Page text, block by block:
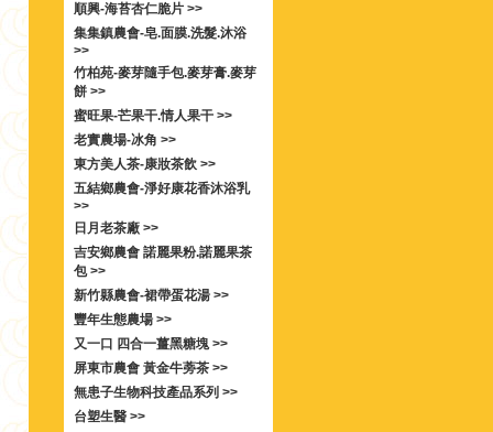
順興-海苔杏仁脆片 >>
集集鎮農會-皂.面膜.洗髮.沐浴
>>
竹柏苑-麥芽隨手包.麥芽膏.麥芽
餅 >>
蜜旺果-芒果干.情人果干 >>
老實農場-冰角 >>
東方美人茶-康妝茶飲 >>
五結鄉農會-淨好康花香沐浴乳
>>
日月老茶廠 >>
吉安鄉農會 諾麗果粉.諾麗果茶
包 >>
新竹縣農會-裙帶蛋花湯 >>
豐年生態農場 >>
又一口 四合一薑黑糖塊 >>
屏東市農會 黃金牛蒡茶 >>
無患子生物科技產品系列 >>
台塑生醫 >>